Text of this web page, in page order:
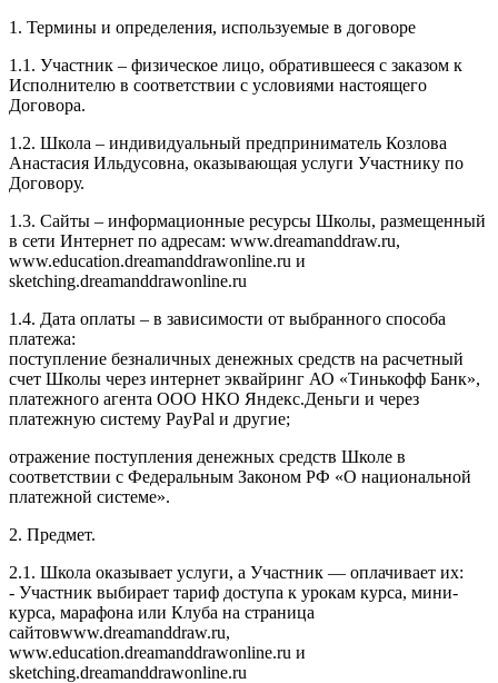
1. Термины и определения, используемые в договоре
1.1. Участник – физическое лицо, обратившееся с заказом к
Исполнителю в соответствии с условиями настоящего
Договора.
1.2. Школа – индивидуальный предприниматель Козлова
Анастасия Ильдусовна, оказывающая услуги Участнику по
Договору.
1.3. Сайты – информационные ресурсы Школы, размещенный
в сети Интернет по адресам: www.dreamanddraw.ru,
www.education.dreamanddrawonline.ru и
sketching.dreamanddrawonline.ru
1.4. Дата оплаты – в зависимости от выбранного способа
платежа:
поступление безналичных денежных средств на расчетный
счет Школы через интернет эквайринг АО «Тинькофф Банк»,
платежного агента ООО НКО Яндекс.Деньги и через
платежную систему PayPal и другие;
отражение поступления денежных средств Школе в
соответствии с Федеральным Законом РФ «О национальной
платежной системе».
2. Предмет.
2.1. Школа оказывает услуги, а Участник — оплачивает их:
- Участник выбирает тариф доступа к урокам курса, мини-
курса, марафона или Клуба на страница
сайтовwww.dreamanddraw.ru,
www.education.dreamanddrawonline.ru и
sketching.dreamanddrawonline.ru